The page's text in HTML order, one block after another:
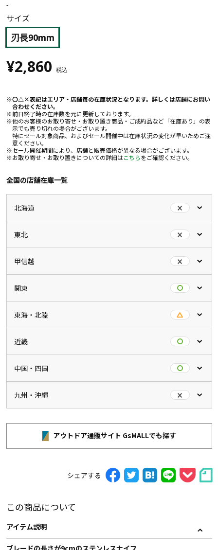
-
サイズ
刃長90mm
¥2,860 税込
〇△×表記はエリア・店舗毎の在庫状況となります。詳しくは店舗にお問い
合わせください。
前日終了時の在庫数を元に更新しております。
他のお客様のお取り寄せ・お取り置き商品・ご成約品など「在庫あり」の表
示でも売り切れの場合がございます。
特にセール対象商品、およびセール開催中は在庫状況の変化が早いためご注
意ください。
セール開催期間により、店舗と販売価格が異なる場合がございます。
お取り寄せ・お取り置きについての詳細はこちらをご確認ください。
全国の店舗在庫一覧
北海道
東北
甲信越
関東
東海・北陸
近畿
中国・四国
九州・沖縄
アウトドア通販サイト GsMALLでも探す
シェアする
この商品について
アイテム説明
ブレードの長さが9cmのステンレスナイフ